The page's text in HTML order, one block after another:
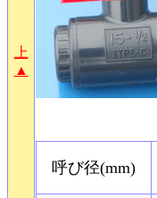
上
▲
呼び径(mm)